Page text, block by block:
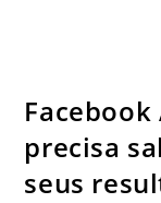
precisa
seus